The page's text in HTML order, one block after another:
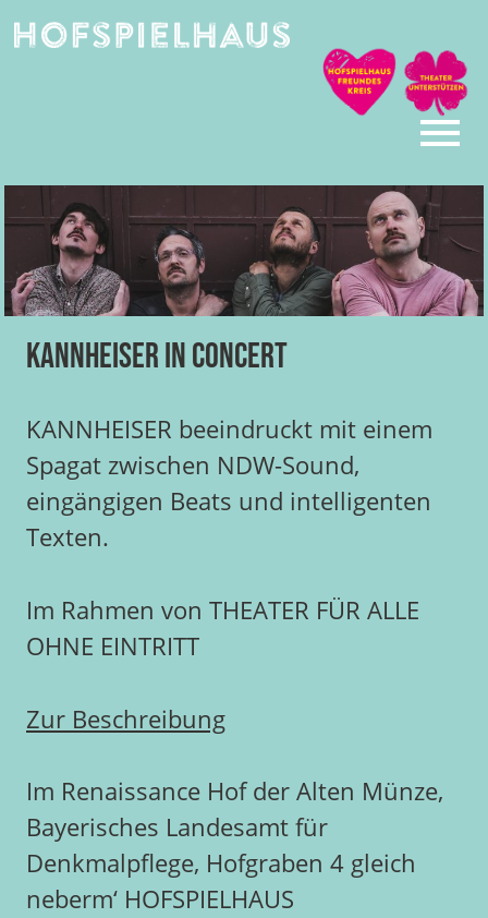
Kannheiser in Concert
KANNHEISER beeindruckt mit einem
Spagat zwischen NDW-Sound,
eingängigen Beats und intelligenten
Texten.
Im Rahmen von THEATER FÜR ALLE
OHNE EINTRITT
Zur Beschreibung
Im Renaissance Hof der Alten Münze,
Bayerisches Landesamt für
Denkmalpflege, Hofgraben 4 gleich
neberm‘ HOFSPIELHAUS